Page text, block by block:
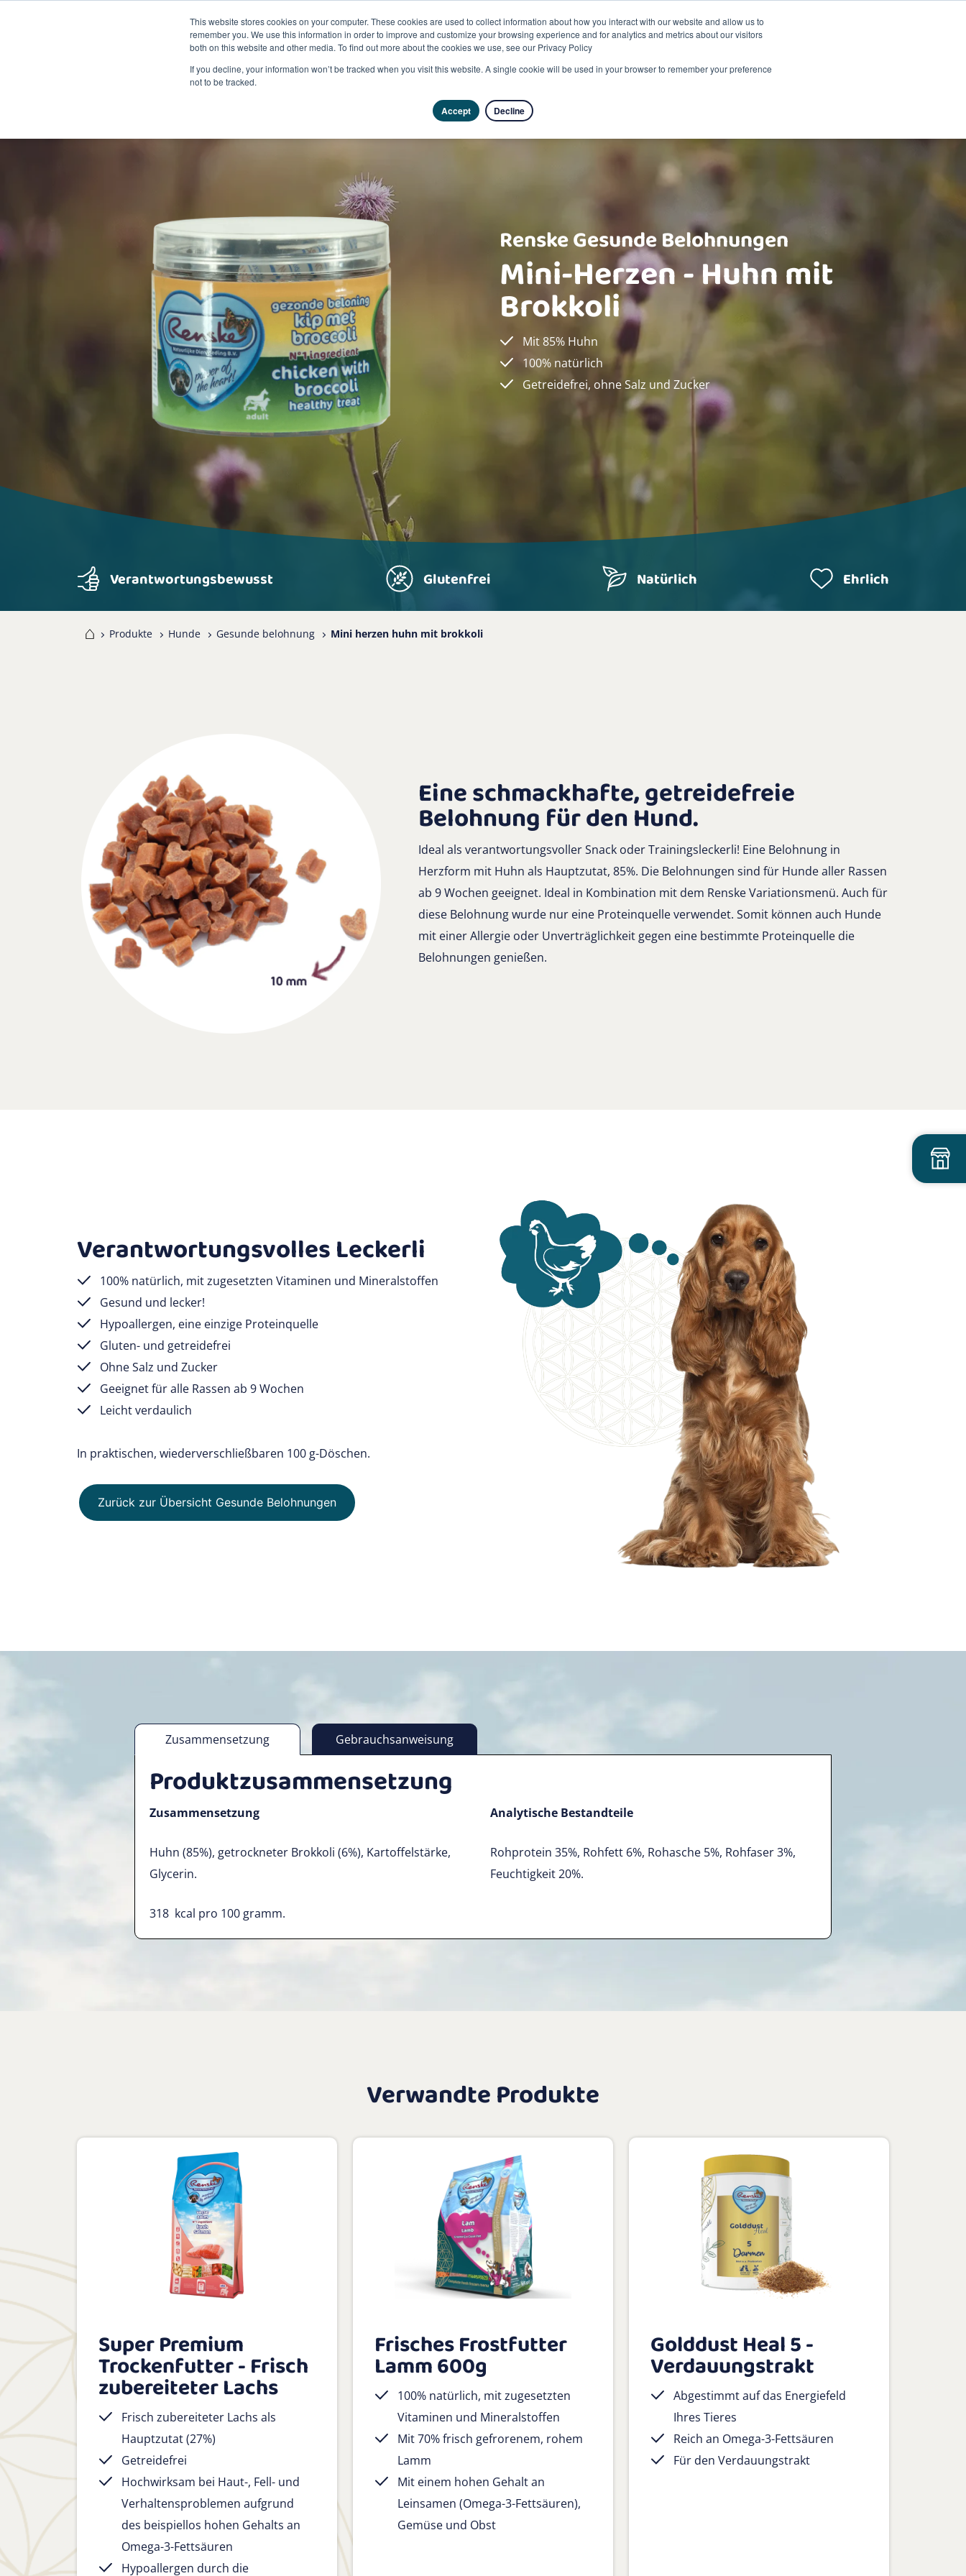
This website stores cookies on your computer. These cookies are used to collect information about how you interact with our website and allow us to
remember you. We use this information in order to improve and customize your browsing experience and for analytics and metrics about our visitors
both on this website and other media. To find out more about the cookies we use, see our Privacy Policy
If you decline, your information won’t be tracked when you visit this website. A single cookie will be used in your browser to remember your preference
not to be tracked.
Accept Decline
Renske Gesunde Belohnungen
Mini-Herzen - Huhn mit
Brokkoli
Mit 85% Huhn
100% natürlich
Getreidefrei, ohne Salz und Zucker
Verantwortungsbewusst Glutenfrei Natürlich Ehrlich
Produkte Hunde Gesunde belohnung Mini herzen huhn mit brokkoli
Eine schmackhafte, getreidefreie
Belohnung für den Hund.
Ideal als verantwortungsvoller Snack oder Trainingsleckerli! Eine Belohnung in
Herzform mit Huhn als Hauptzutat, 85%. Die Belohnungen sind für Hunde aller Rassen
ab 9 Wochen geeignet. Ideal in Kombination mit dem Renske Variationsmenü. Auch für
diese Belohnung wurde nur eine Proteinquelle verwendet. Somit können auch Hunde
mit einer Allergie oder Unverträglichkeit gegen eine bestimmte Proteinquelle die
Belohnungen genießen.
Verantwortungsvolles Leckerli
100% natürlich, mit zugesetzten Vitaminen und Mineralstoffen
Gesund und lecker!
Hypoallergen, eine einzige Proteinquelle
Gluten- und getreidefrei
Ohne Salz und Zucker
Geeignet für alle Rassen ab 9 Wochen
Leicht verdaulich
In praktischen, wiederverschließbaren 100 g-Döschen.
Zurück zur Übersicht Gesunde Belohnungen
Zusammensetzung Gebrauchsanweisung
Produktzusammensetzung
Zusammensetzung
Huhn (85%), getrockneter Brokkoli (6%), Kartoffelstärke,
Glycerin.
318 kcal pro 100 gramm.
Analytische Bestandteile
Rohprotein 35%, Rohfett 6%, Rohasche 5%, Rohfaser 3%,
Feuchtigkeit 20%.
Verwandte Produkte
Super Premium
Trockenfutter - Frisch
zubereiteter Lachs
Frisch zubereiteter Lachs als
Hauptzutat (27%)
Getreidefrei
Hochwirksam bei Haut-, Fell- und
Verhaltensproblemen aufgrund
des beispiellos hohen Gehalts an
Omega-3-Fettsäuren
Hypoallergen durch die
Frisches Frostfutter
Lamm 600g
100% natürlich, mit zugesetzten
Vitaminen und Mineralstoffen
Mit 70% frisch gefrorenem, rohem
Lamm
Mit einem hohen Gehalt an
Leinsamen (Omega-3-Fettsäuren),
Gemüse und Obst
Golddust Heal 5 -
Verdauungstrakt
Abgestimmt auf das Energiefeld
Ihres Tieres
Reich an Omega-3-Fettsäuren
Für den Verdauungstrakt